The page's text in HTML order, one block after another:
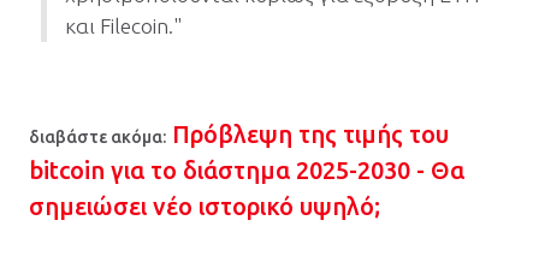
και Filecoin."
διαβάστε ακόμα: Πρόβλεψη της τιμής του
bitcoin για το διάστημα 2025-2030 - Θα
σημειώσει νέο ιστορικό υψηλό;